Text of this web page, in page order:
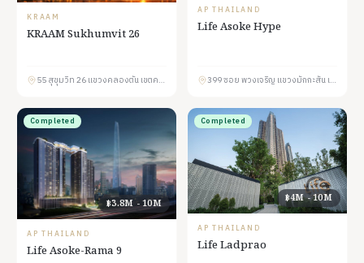
KRAAM
KRAAM Sukhumvit 26
55 สุขุมวิท 26 แขวงคลองตัน เขตคลองเตย กรุงเทพมหานคร 10110
AP THAILAND
Life Asoke Hype
399 ซอย พวงเจริญ แขวงมักกะสัน เขตราชเทวี กรุงเทพมหานคร 10400
Completed
฿3.8M - 10M
AP THAILAND
Life Asoke-Rama 9
Completed
฿4M - 10M
AP THAILAND
Life Ladprao